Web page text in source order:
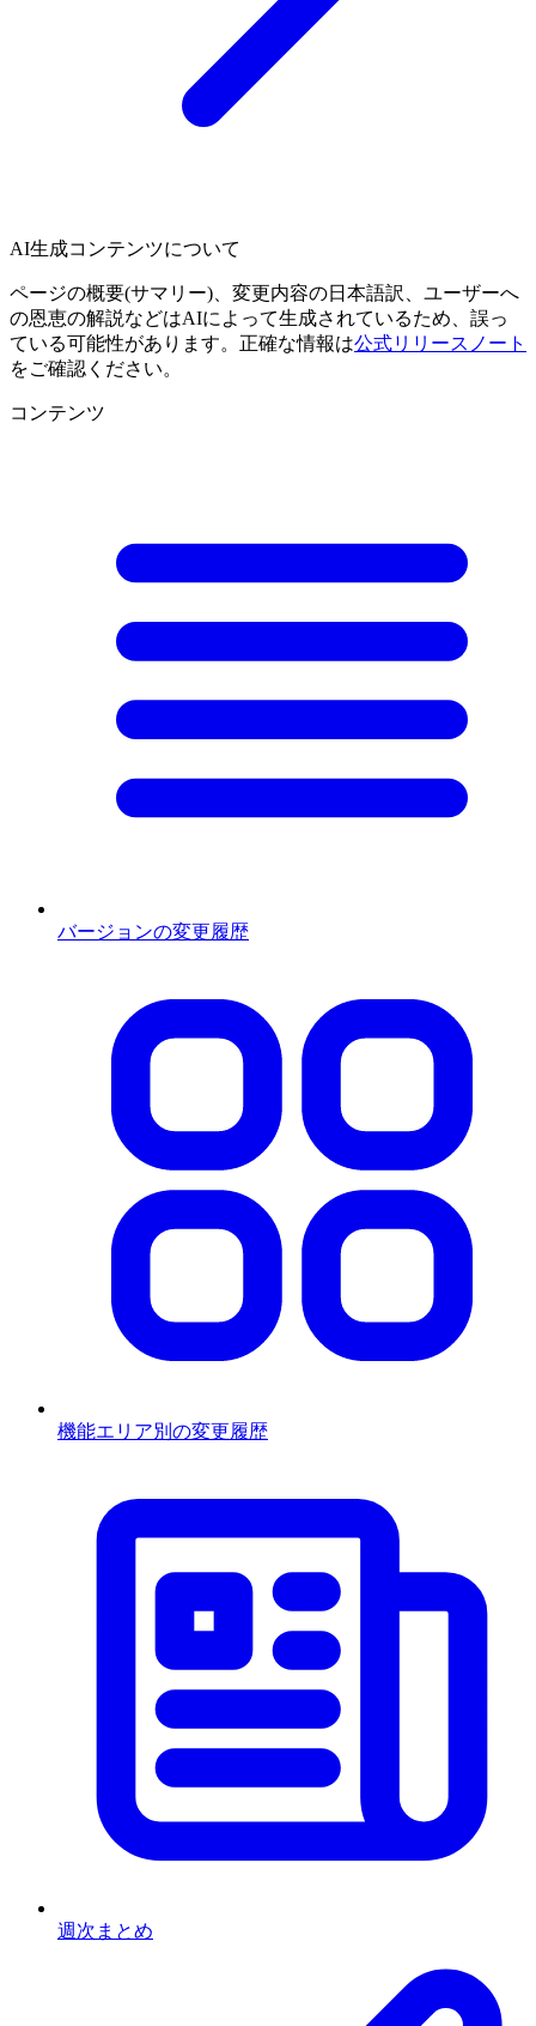
AI生成コンテンツについて
ページの概要(サマリー)、変更内容の日本語訳、ユーザーへ
の恩恵の解説などはAIによって生成されているため、誤っ
ている可能性があります。正確な情報は公式リリースノート
をご確認ください。
コンテンツ
バージョンの変更履歴
機能エリア別の変更履歴
週次まとめ